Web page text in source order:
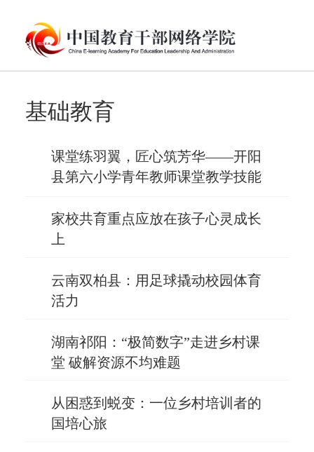
基础教育
课堂练羽翼，匠心筑芳华——开阳
县第六小学青年教师课堂教学技能
家校共育重点应放在孩子心灵成长
上
云南双柏县：用足球撬动校园体育
活力
湖南祁阳：“极简数字”走进乡村课
堂 破解资源不均难题
从困惑到蜕变：一位乡村培训者的
国培心旅